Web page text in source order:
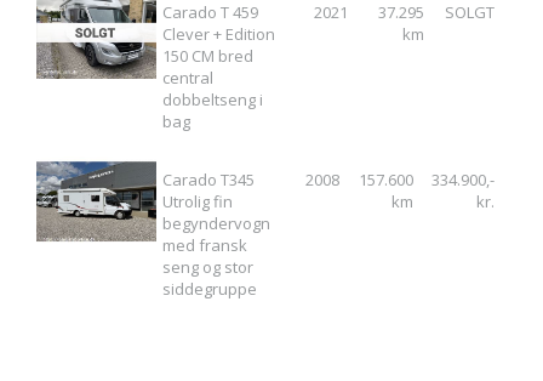
Carado T 459
Clever + Edition
150 CM bred
central
dobbeltseng i
bag
2021
37.295
km
SOLGT
Carado T345
Utrolig fin
begyndervogn
med fransk
seng og stor
siddegruppe
2008
157.600
km
334.900,-
kr.